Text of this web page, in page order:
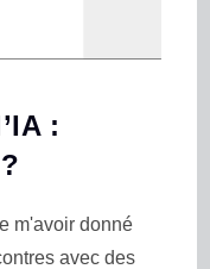
:
m'avoir donné
avec des